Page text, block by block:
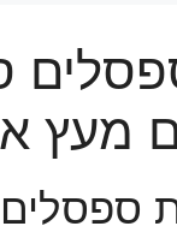
מעץ